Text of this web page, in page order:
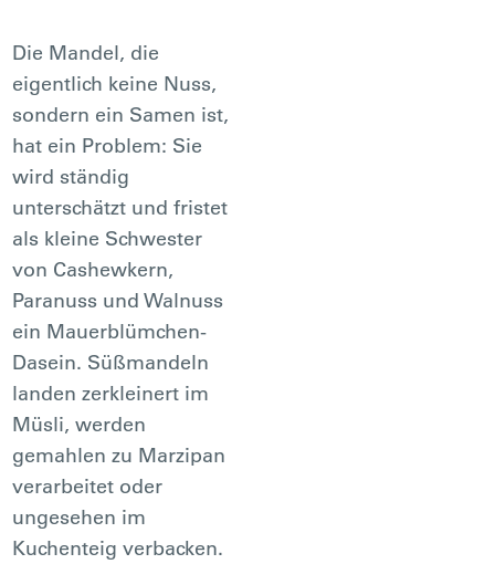
Die Mandel, die
eigentlich keine Nuss,
sondern ein Samen ist,
hat ein Problem: Sie
wird ständig
unterschätzt und fristet
als kleine Schwester
von Cashewkern,
Paranuss und Walnuss
ein Mauerblümchen-
Dasein. Süßmandeln
landen zerkleinert im
Müsli, werden
gemahlen zu Marzipan
verarbeitet oder
ungesehen im
Kuchenteig verbacken.